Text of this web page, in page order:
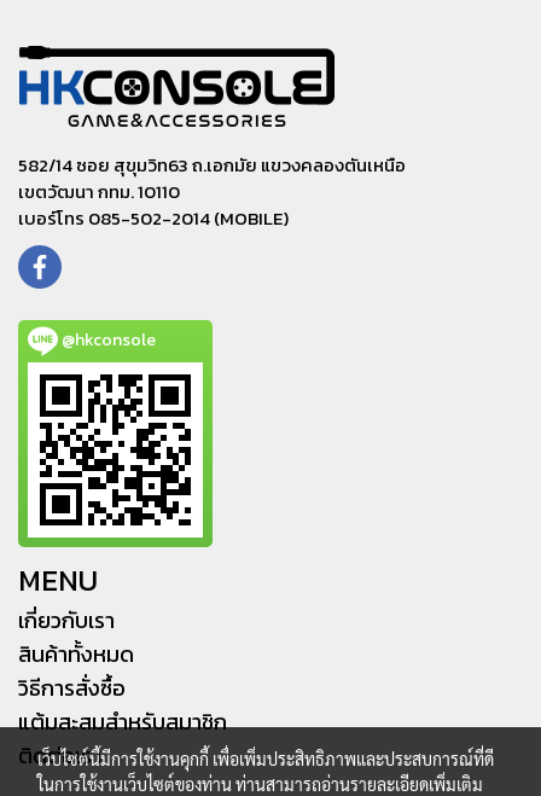
582/14 ซอย สุขุมวิท63 ถ.เอกมัย แขวงคลองตันเหนือ
เขตวัฒนา กทม. 10110
เบอร์โทร 085-502-2014 (MOBILE)
@hkconsole
MENU
เกี่ยวกับเรา
สินค้าทั้งหมด
วิธีการสั่งซื้อ
แต้มสะสมสำหรับสมาชิก
ติดต่อเรา
เว็บไซต์นี้มีการใช้งานคุกกี้ เพื่อเพิ่มประสิทธิภาพและประสบการณ์ที่ดี
ในการใช้งานเว็บไซต์ของท่าน ท่านสามารถอ่านรายละเอียดเพิ่มเติม